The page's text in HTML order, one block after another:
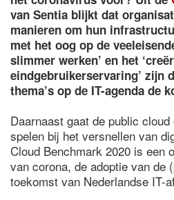
van Sentia blijkt dat
manieren om hun
met het oog op de
slimmer werken’ en het
eindgebruikerservaring’ zijn
thema’s op de IT-agenda de
Daarnaast gaat de public
spelen bij het versnellen van
Cloud Benchmark 2020 is een
van corona, de adoptie van de
toekomst van Nederlandse IT-